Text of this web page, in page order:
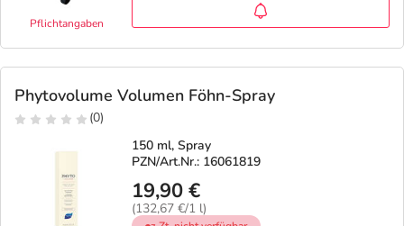
Pflichtangaben
Phytovolume Volumen Föhn-Spray
(0)
150 ml, Spray
PZN/Art.Nr.: 16061819
19,90 €
(132,67 €/1 l)